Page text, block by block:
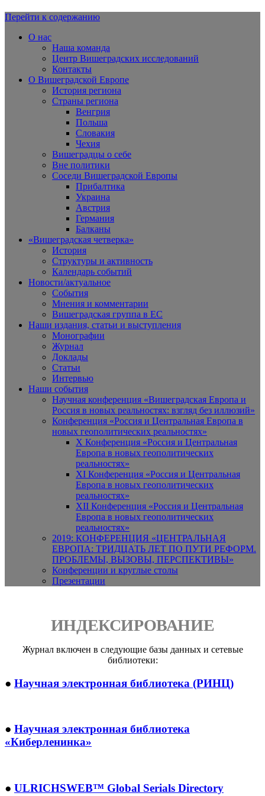
Вишеградская Европа
Перейти к содержанию
О нас
Наша команда
Центр Вишеградских исследований
Контакты
О Вишеградской Европе
История региона
Страны региона
Венгрия
Польша
Словакия
Чехия
Вишеградцы о себе
Вне политики
Соседи Вишеградской Европы
Прибалтика
Украина
Австрия
Германия
Балканы
«Вишеградская четверка»
История
Структуры и активность
Календарь событий
Новости/актуальное
События
Мнения и комментарии
Вишеградская группа в ЕС
Наши издания, статьи и выступления
Монографии
Журнал
Доклады
Статьи
Интервью
Наши события
Научная конференция «Вишеградская Европа и
Россия в новых реальностях: взгляд без иллюзий»
Конференция «Россия и Центральная Европа в
новых геополитических реальностях»
X Конференция «Россия и Центральная
Европа в новых геополитических
реальностях»
XI Конференция «Россия и Центральная
Европа в новых геополитических
реальностях»
XII Конференция «Россия и Центральная
Европа в новых геополитических
реальностях»
2019: КОНФЕРЕНЦИЯ «ЦЕНТРАЛЬНАЯ
ЕВРОПА: ТРИДЦАТЬ ЛЕТ ПО ПУТИ РЕФОРМ.
ПРОБЛЕМЫ, ВЫЗОВЫ, ПЕРСПЕКТИВЫ»
Конференции и круглые столы
Презентации
ИНДЕКСИРОВАНИЕ
Журнал включен в следующие базы данных и сетевые
библиотеки:
● Научная электронная библиотека (РИНЦ)
● Научная электронная библиотека
«Киберленинка»
● ULRICHSWEB™ Global Serials Direсtory